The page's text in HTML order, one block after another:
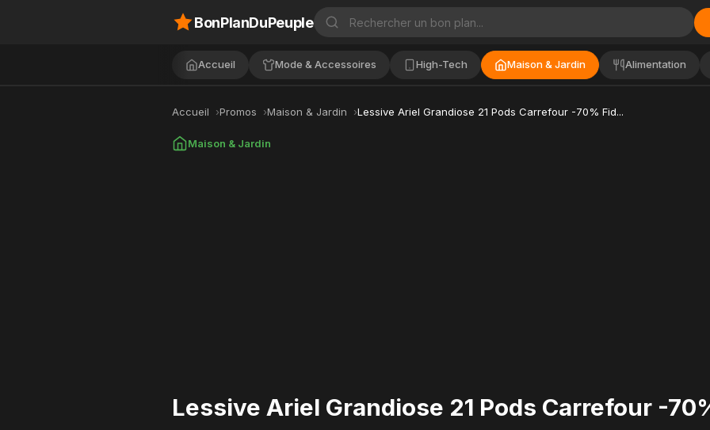
BonPlanDuPeuple
Accueil Mode & Accessoires High-Tech Maison & Jardin Alimentation
Accueil Promos Maison & Jardin Lessive Ariel Grandiose 21 Pods Carrefour -70% Fid...
Maison & Jardin
Lessive Ariel Grandiose 21 Pods Carrefour -